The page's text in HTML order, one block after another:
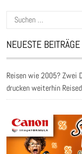
Suchen
nach:
NEUESTE BEITRÄGE
Reisen wie 2005? Zwei
drucken weiterhin